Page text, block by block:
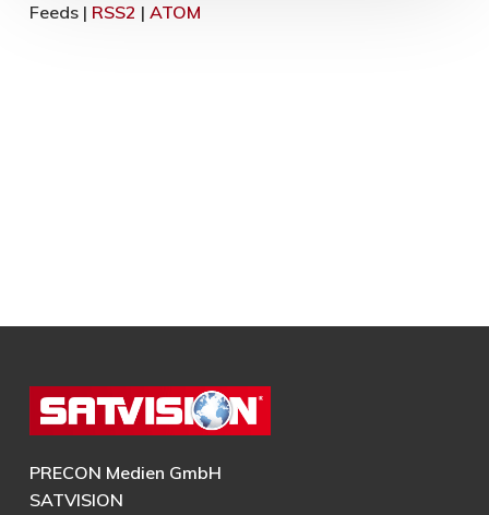
Feeds | RSS2 | ATOM
PRECON Medien GmbH
SATVISION